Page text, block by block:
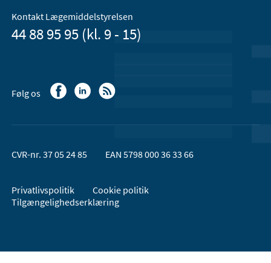
Kontakt Lægemiddelstyrelsen
44 88 95 95 (kl. 9 - 15)
Følg os
CVR-nr. 37 05 24 85 EAN 5798 000 36 33 66
Privatlivspolitik
Cookie politik
Tilgængelighedserklæring